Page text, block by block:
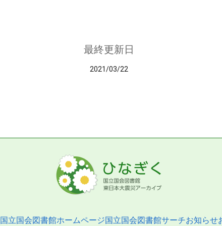
最終更新日
2021/03/22
国立国会図書館ホームページ国立国会図書館サーチお知らせ